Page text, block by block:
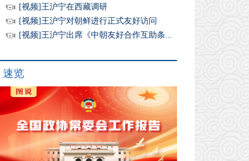
[视频]王沪宁在西藏调研
[视频]王沪宁对朝鲜进行正式友好访问
[视频]王沪宁出席《中朝友好合作互助条...
速览